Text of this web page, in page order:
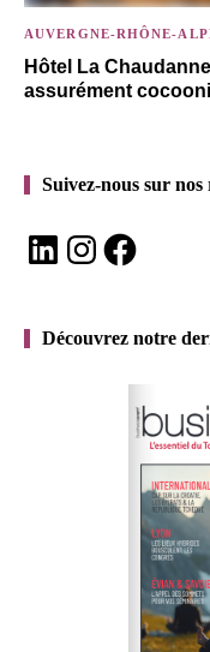
AUVERGNE-RHÔNE-
Hôtel La
assurément
Suivez-nous sur nos
LinkedInInstagramFacebook
Découvrez notre